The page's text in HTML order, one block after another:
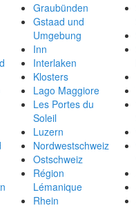
Graubünden
Gstaad und
Umgebung
Inn
Interlaken
Klosters
Lago Maggiore
Les Portes du
Soleil
Luzern
Nordwestschweiz
Ostschweiz
Région
Lémanique
Rhein